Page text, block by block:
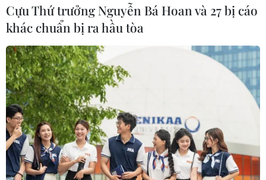
OAS kêu gọi Ecuador điều tra kỹ lưỡng vụ
ám sát ứng cử viên Tổng thống
10/08/2023 09:24
Hãng tin AFP dẫn lời các quan chức hàng đầu của
Cựu Thứ trưởng Nguyễn Bá Hoan và 27 bị cáo
khác chuẩn bị ra hầu tòa